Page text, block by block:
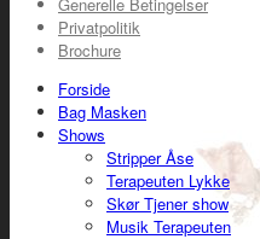
Privatpolitik
Brochure
Forside
Bag Masken
Shows
Stripper Åse
Terapeuten Lykke
Skør Tjener show
Musik Terapeuten